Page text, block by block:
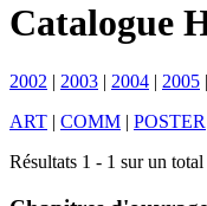
Catalogue
2002 | 2003 | 2004 | 2005 |
ART | COMM | POSTER
Résultats 1 - 1 sur un total